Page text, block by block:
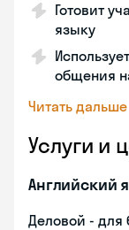
Готовит
языку
общения
Читать дальше
Услуги и
Английский
Деловой - для